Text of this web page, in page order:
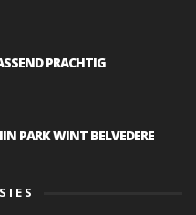
PRACHTIG
PARK WINT BELVEDERE